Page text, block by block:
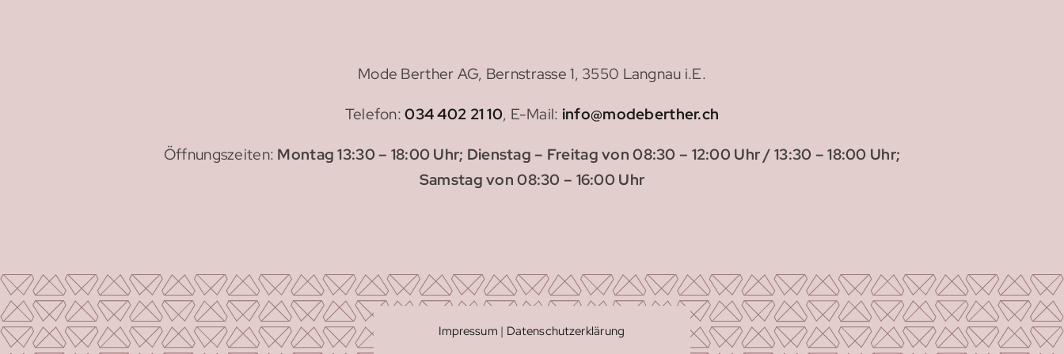
Mode Berther AG, Bernstrasse 1, 3550 Langnau i.E.
Telefon:034 402 21 10, E-Mail: info@modeberther.ch
Öffnungszeiten: Montag 13:30 – 18:00 Uhr; Dienstag – Freitag von 08:30 – 12:00 Uhr / 13:30 – 18:00 Uhr;
Samstag von 08:30 – 16:00 Uhr
Impressum | Datenschutzerklärung